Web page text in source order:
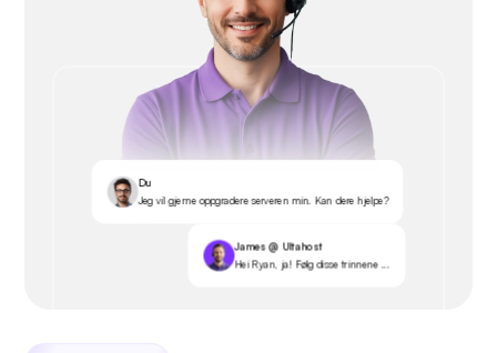
Du
Jeg vil gjerne oppgradere serveren min. Kan dere hjelpe?
James @ Ultahost
Hei Ryan, ja! Følg disse trinnene ...